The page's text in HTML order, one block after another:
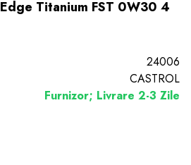
Titanium FST 0W30 4
24006
CASTROL
Furnizor; Livrare 2-3 Zile